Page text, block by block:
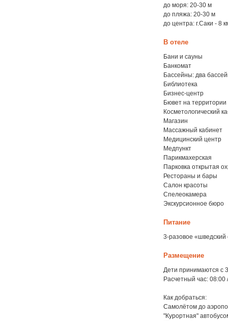
до моря: 20-30 м
до пляжа: 20-30 м
до центра: г.Саки - 8
В отеле
Бани и сауны
Банкомат
Бассейны: два
Библиотека
Бизнес-центр
Бювет на территории
Косметологический
Магазин
Массажный кабинет
Медицинский центр
Медпункт
Парикмахерская
Парковка открытая
Рестораны и бары
Салон красоты
Спелеокамера
Экскурсионное бюро
Питание
3-разовое «шведский
Размещение
Дети принимаются с
Расчетный час: 08:00
Как добраться:
Самолётом до
"Курортная"